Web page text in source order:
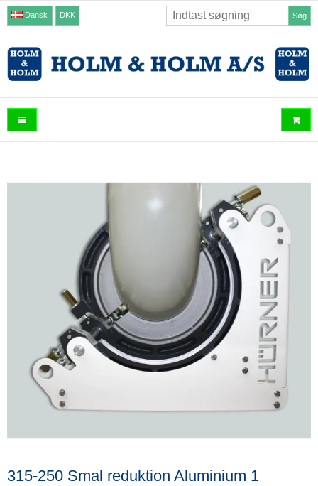
Dansk DKK Søg
315-250 Smal reduktion Aluminium 1